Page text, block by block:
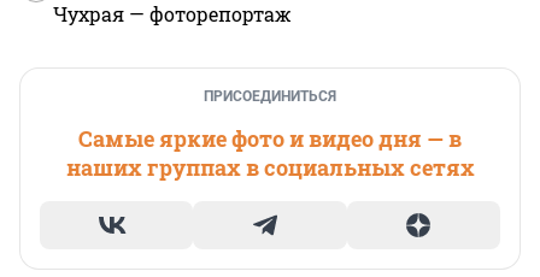
Чухрая — фоторепортаж
ПРИСОЕДИНИТЬСЯ
Самые яркие фото и видео дня — в
наших группах в социальных сетях